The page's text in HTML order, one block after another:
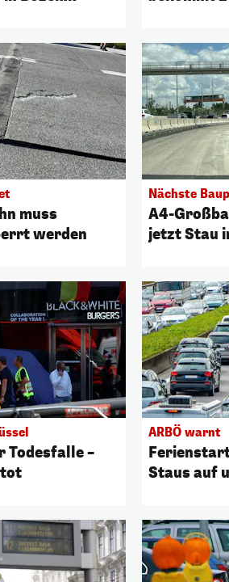
muss
werden
Nächste
A4-
jetzt Stau
Todesfalle –
ARBÖ warnt
Staus auf